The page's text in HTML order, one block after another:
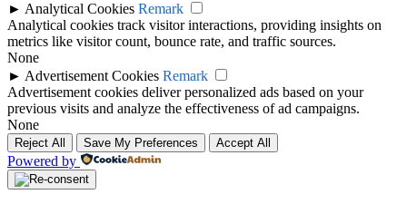
► Analytical Cookies Remark
Analytical cookies track visitor interactions, providing insights on
metrics like visitor count, bounce rate, and traffic sources.
None
► Advertisement Cookies Remark
Advertisement cookies deliver personalized ads based on your
previous visits and analyze the effectiveness of ad campaigns.
None
Reject All Save My Preferences Accept All
Powered by